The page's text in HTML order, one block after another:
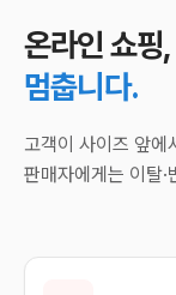
온라인 쇼핑,
멈춥니다.
고객이 사이즈 앞에
판매자에게는 이탈